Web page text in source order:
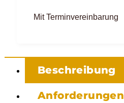
Mit Terminvereinbarung
Beschreibung
Anforderungen